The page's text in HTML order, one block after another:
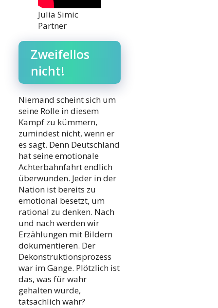
Julia Simic
Partner
Zweifellos
nicht!
Niemand scheint sich um
seine Rolle in diesem
Kampf zu kümmern,
zumindest nicht, wenn er
es sagt. Denn Deutschland
hat seine emotionale
Achterbahnfahrt endlich
überwunden. Jeder in der
Nation ist bereits zu
emotional besetzt, um
rational zu denken. Nach
und nach werden wir
Erzählungen mit Bildern
dokumentieren. Der
Dekonstruktionsprozess
war im Gange. Plötzlich ist
das, was für wahr
gehalten wurde,
tatsächlich wahr?